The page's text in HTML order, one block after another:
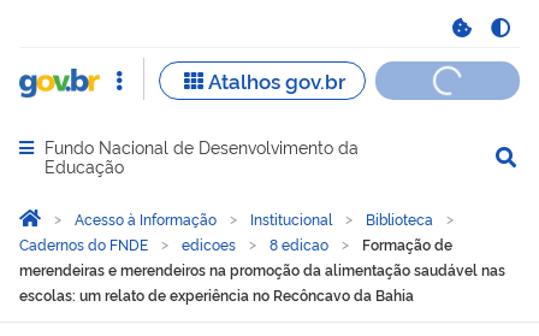
Abrir menu principal de navegação
Fundo Nacional de Desenvolvimento da
Educação
Você está aqui:
Página Inicial
Acesso à Informação Institucional
Biblioteca
Cadernos do FNDE
edicoes 8 edicao
Formação de
merendeiras e merendeiros na promoção da alimentação saudável nas
escolas: um relato de experiência no Recôncavo da Bahia